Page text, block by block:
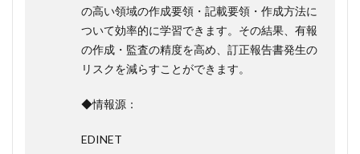
の高い領域の作成要領・記載要領・作成方法に
ついて効率的に学習できます。その結果、有報
の作成・監査の精度を高め、訂正報告書発生の
リスクを減らすことができます。
◆情報源：
EDINET